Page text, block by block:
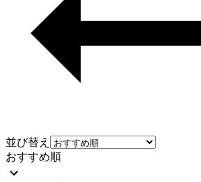
並び替え
おすすめ順